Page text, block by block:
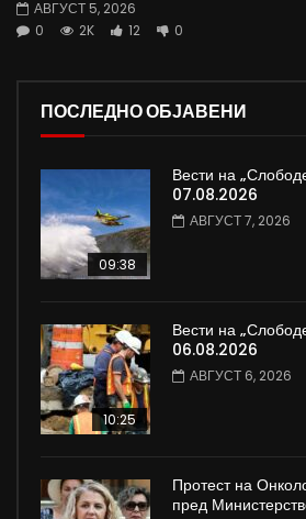
АВГУСТ 5, 2026
0
2K 12 0
ПОСЛЕДНО ОБЈАВЕНИ
09:38
Вести на
07.08.2026
АВГУСТ 7, 2026
10:25
Вести на
06.08.2026
АВГУСТ 6, 2026
Протест на
пред